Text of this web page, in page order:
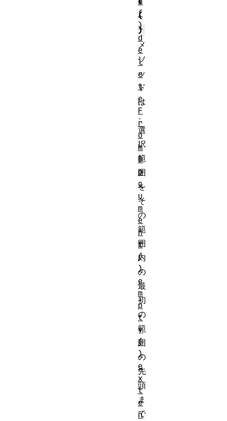
(
)
メ
ソ
ッ
ド
は
、
選
択
範
囲
を
そ
の
範
囲
内
の
最
初
の
範
囲
の
先
頭
ま
で
(
)
d
e
l
e
t
e
F
r
o
m
D
o
c
u
m
e
n
t
(
)
e
m
p
t
y
(
)
e
x
t
e
n